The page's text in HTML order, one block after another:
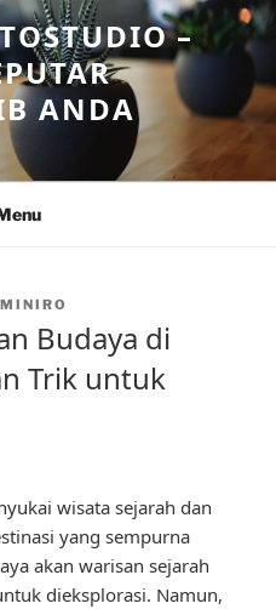
–
ANDA
Budaya di
Trik untuk
wisata sejarah dan
yang sempurna
akan warisan sejarah
dieksplorasi. Namun,